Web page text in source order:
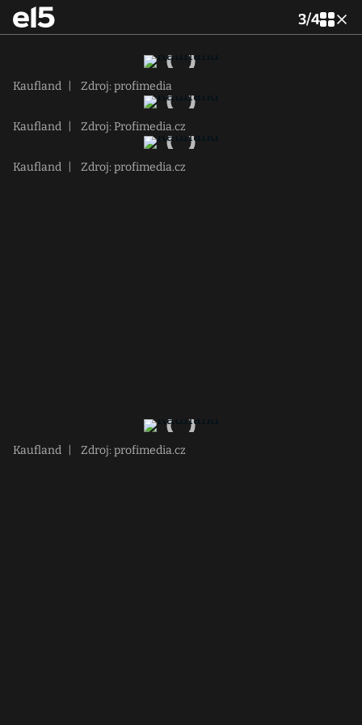
3/4
Kaufland Zdroj: profimedia
Kaufland Zdroj: Profimedia.cz
Kaufland Zdroj: profimedia.cz
Kaufland Zdroj: profimedia.cz